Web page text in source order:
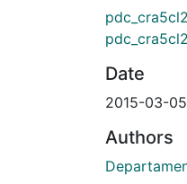
Date
2015-03-05
Authors